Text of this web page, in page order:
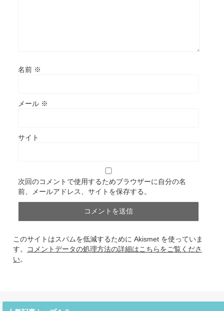
名前 ※
メール ※
サイト
次回のコメントで使用するためブラウザーに自分の名
前、メールアドレス、サイトを保存する。
このサイトはスパムを低減するために Akismet を使っていま
す。
コメントデータの処理方法の詳細はこちらをご覧くださ
い。